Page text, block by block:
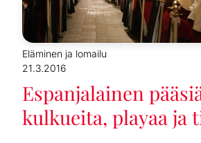
Eläminen ja lomailu
21.3.2016
Espanjalainen
kulkueita, playaa ja